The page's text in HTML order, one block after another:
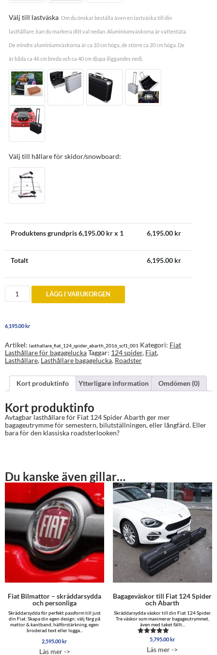
Välj till lastväska Om du önskar beställa även en lastväska till din
lasthållare, kan du markera ditt val nedan. Aluminiumväskorna är vattentäta.
De mindre aluminiumväskorna är ca 10 cm höga, de större ca 20 cm höga. De
är båda ca 46 cm breda och ca 40 cm djupa (liggandes ned).
Välj till hållare för skidor/snowboard:
Produktens grundpris6,195.00 kr x 1 6,195.00 kr
Totalt 6,195.00 kr
Lasthållare
bagagelucka
Fiat
Abarth
and
later
mängd
LÄGG I VARUKORGEN
6,195.00kr
Artikel: lasthallare_fiat_124_spider_abarth_2016_scf1_001 Kategori: Fiat
Lasthållare för bagageluckaTaggar: 124 spider, Fiat,
Lasthållare, Lasthållare bagagelucka, Roadster
Kort produktinfo Ytterligare information Omdömen (0)
Kort produktinfo
Avtagbar lasthållare för Fiat 124 Spider Abarth ger mer
bagageutrymme för semestern, bilutställningen, eller långfärd. Eller
bara för den klassiska roadsterlooken?
Du kanske även gillar…
Fiat Bilmattor – skräddarsydda
och personliga
Skräddarsydda för perfekt passform till just
din Fiat. Skapa din egen design; välj färg på
mattor & kantband, hälförstärkning, egen
broderad text eller logga...
2,595.00kr
Läs mer ->
Bagageväskor till Fiat 124 Spider
och Abarth
Skräddarsydda väskor till din Fiat 124 Spider.
Tre väskor som maximerar bagageutrymmet,
även med taket fällt...
Betygsatt
av 5
5,795.00kr
Läs mer ->